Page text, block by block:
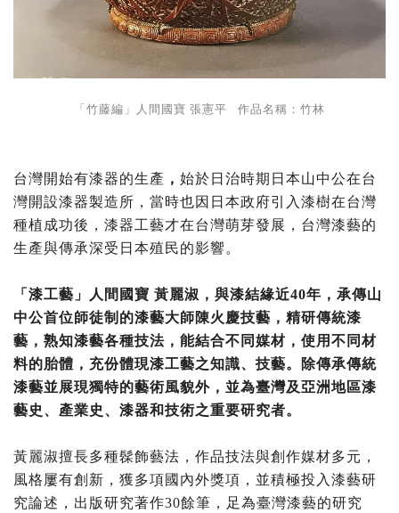
「竹藤編」人間國寶 張憲平 作品名稱：竹林
台灣開始有漆器的生產 ， 始於日治時期日本山中公在台
灣開設漆器製造所，當時也因日本政府引入漆樹在台灣
種植成功後，漆器工藝才在台灣萌芽發展，台灣漆藝的
生產與傳承深受日本殖民的影響。
「漆工藝」人間國寶 黃麗淑，與漆結緣近40年，承傳山
中公首位師徒制的漆藝大師陳火慶技藝，精研傳統漆
藝，熟知漆藝各種技法，能結合不同媒材，使用不同材
料的胎體，充份體現漆工藝之知識、技藝。除傳承傳統
漆藝並展現獨特的藝術風貌外，並為臺灣及亞洲地區漆
藝史、產業史、漆器和技術之重要研究者。
黃麗淑擅長多種髹飾藝法，作品技法與創作媒材多元，
風格屢有創新，獲多項國內外獎項，並積極投入漆藝研
究論述，出版研究著作30餘筆，足為臺灣漆藝的研究